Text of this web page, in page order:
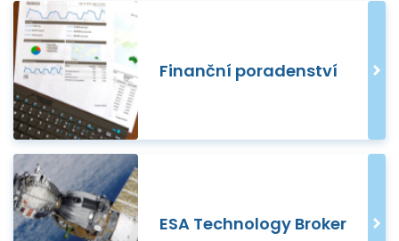
Finanční poradenství
ESA Technology Broker